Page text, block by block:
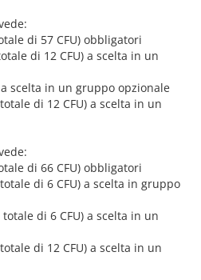
di 57 CFU) obbligatori
di 12 CFU) a scelta in un
a scelta in un gruppo opzionale
di 12 CFU) a scelta in un
di 66 CFU) obbligatori
di 6 CFU) a scelta in gruppo
di 6 CFU) a scelta in un
di 12 CFU) a scelta in un